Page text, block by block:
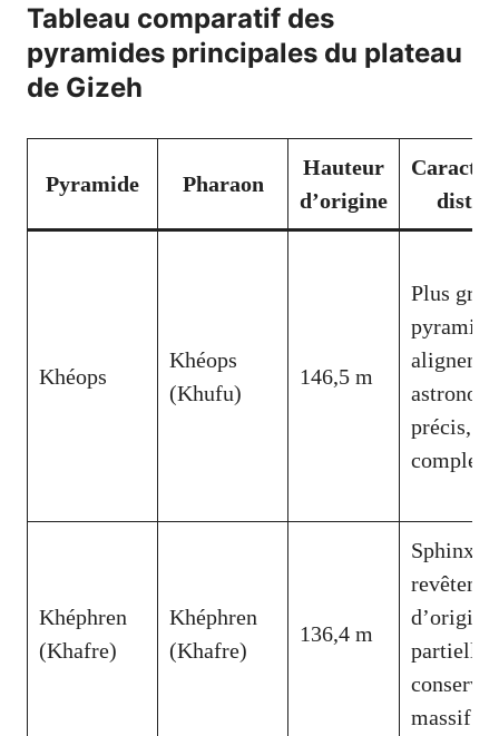
Tableau comparatif des
pyramides principales du plateau
de Gizeh
Pyramide Pharaon
Hauteur
d’origine
Khéops
Khéops
(Khufu)
146,5 m
Plus
précis,
Khéphren
(Khafre)
Khéphren
(Khafre)
136,4 m
Sphinx,
d’origine
massif